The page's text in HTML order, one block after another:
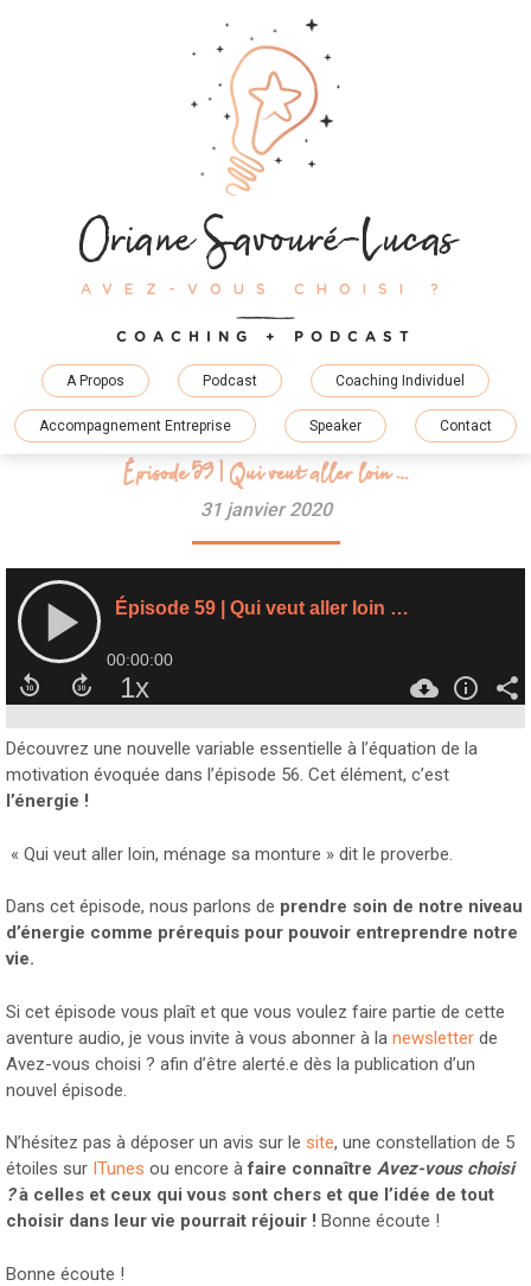
Oriane Savouré-Lucas
AVEZ-VOUS CHOISI ?
COACHING + PODCAST
A Propos Podcast Coaching Individuel
Accompagnement Entreprise Speaker Contact
Épisode 59 | Qui veut aller loin …
31 janvier 2020
Découvrez une nouvelle variable essentielle à l’équation de la
motivation évoquée dans l’épisode 56. Cet élément, c’est
l’énergie !
« Qui veut aller loin, ménage sa monture » dit le proverbe.
Dans cet épisode, nous parlons de prendre soin de notre niveau
d’énergie comme prérequis pour pouvoir entreprendre notre
vie.
Si cet épisode vous plaît et que vous voulez faire partie de cette
aventure audio, je vous invite à vous abonner à la newsletter de
Avez-vous choisi ? afin d’être alerté.e dès la publication d’un
nouvel épisode.
N’hésitez pas à déposer un avis sur le site, une constellation de 5
étoiles sur ITunes ou encore àfaire connaître Avez-vous choisi
?à celles et ceux qui vous sont chers et que l’idée de tout
choisir dans leur vie pourrait réjouir ! Bonne écoute !
Bonne écoute !